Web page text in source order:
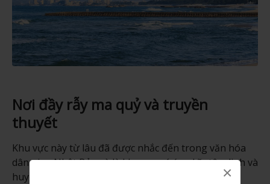
×
Nơi đầy rẫy ma quỷ và truyền
thuyết
Khu vực này từ lâu đã được nhắc đến trong văn hóa
dân gian Nhật Bản và là khu vực có ý nghĩa tâm linh và
huyền bí.